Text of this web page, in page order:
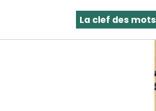
La clef des mots